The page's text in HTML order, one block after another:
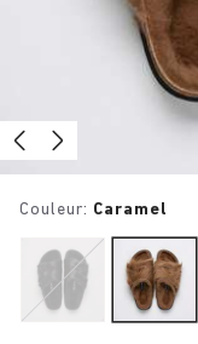
Couleur: Caramel